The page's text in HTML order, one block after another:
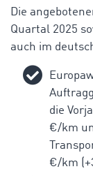
Die
Quartal 2025
auch im
die
€/km
€/km